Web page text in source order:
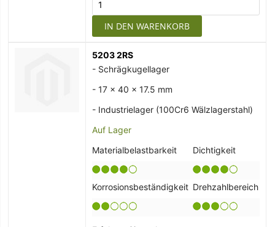
IN DEN WARENKORB
5203 2RS
- Schrägkugellager
- 17 x 40 x 17.5 mm
- Industrielager (100Cr6 Wälzlagerstahl)
Auf Lager
Materialbelastbarkeit
Dichtigkeit
Korrosionsbeständigkeit Drehzahlbereich